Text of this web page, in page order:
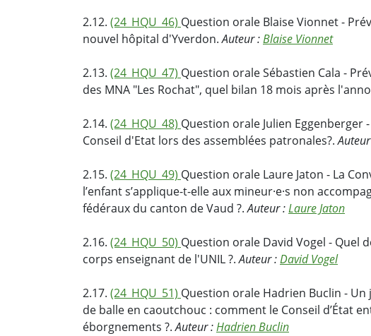
2.12. (24_HQU_46) Question orale Blaise Vionnet -
nouvel hôpital d'Yverdon.Auteur :Blaise Vionnet
2.13. (24_HQU_47) Question orale Sébastien Cala -
des MNA "Les Rochat", quel bilan 18 mois après
2.14. (24_HQU_48) Question orale Julien Eggenberger
Conseil d'Etat lors des assemblées patronales?.
2.15. (24_HQU_49) Question orale Laure Jaton - La
l’enfant s’applique-t-elle aux mineur·e·s non
fédéraux du canton de Vaud ?.Auteur :Laure Jaton
2.16. (24_HQU_50) Question orale David Vogel - Quel
corps enseignant de l'UNIL ?.Auteur :David Vogel
2.17. (24_HQU_51) Question orale Hadrien Buclin -
de balle en caoutchouc : comment le Conseil d’État
éborgnements ?.Auteur :Hadrien Buclin